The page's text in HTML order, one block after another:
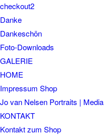
checkout2
Danke
Dankeschön
Foto-Downloads
GALERIE
HOME
Impressum Shop
Jo van Nelsen Portraits | Media
KONTAKT
Kontakt zum Shop